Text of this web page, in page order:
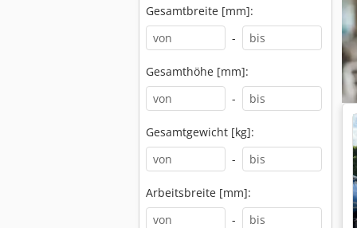
Gesamtbreite [mm]:
-
Gesamthöhe [mm]:
-
Gesamtgewicht [kg]:
-
Arbeitsbreite [mm]:
-